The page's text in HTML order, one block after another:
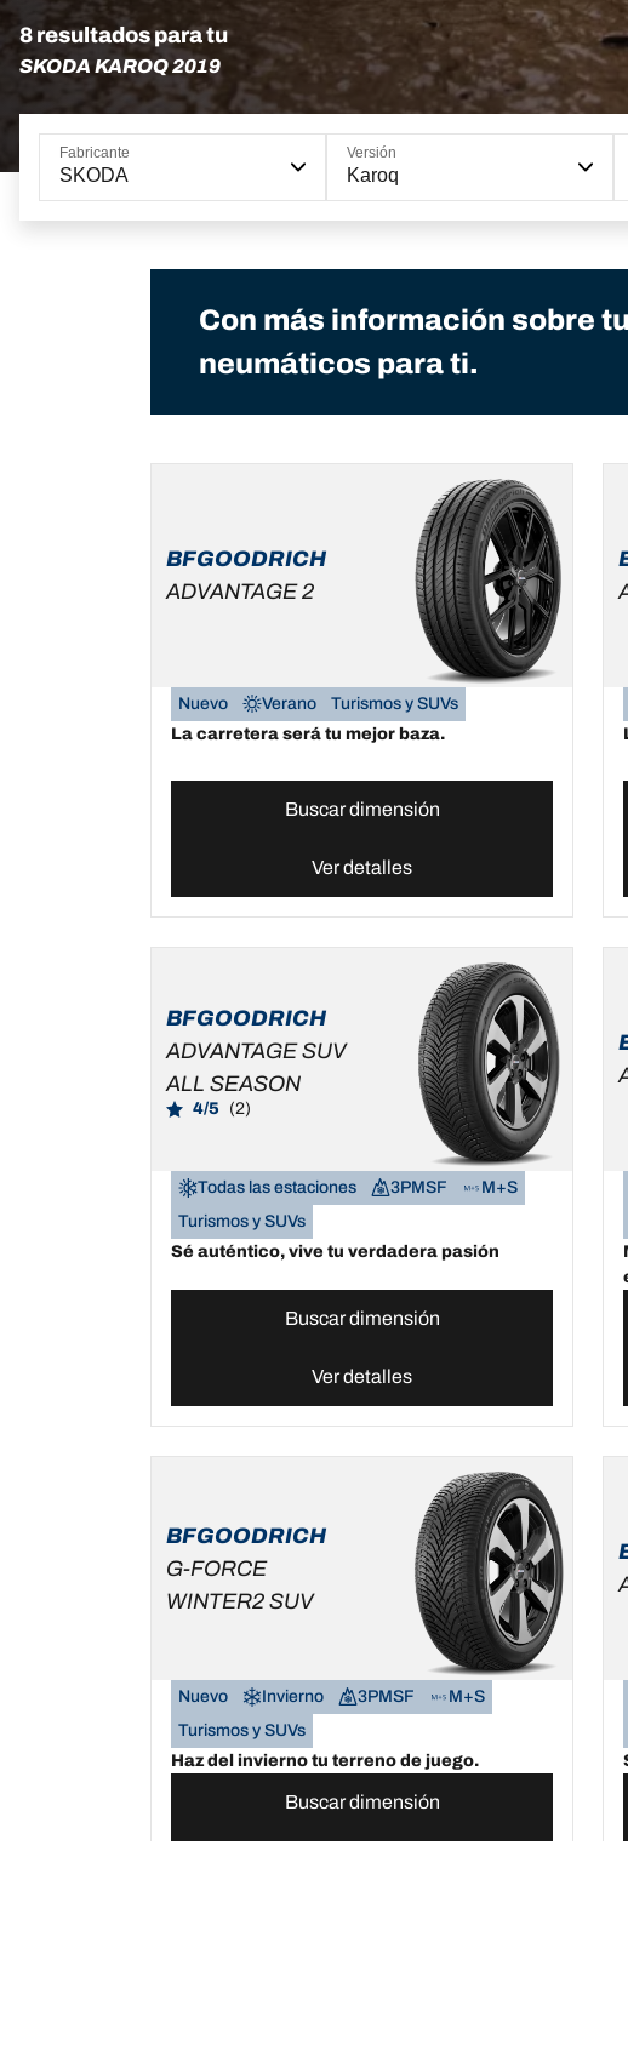
8 resultados para tu
SKODA KAROQ 2019
Fabricante
SKODA
Versión
Karoq
Con más información sobre
neumáticos para ti.
BFGOODRICH
ADVANTAGE 2
Nuevo Verano
Turismos y SUVs
La carretera será tu mejor baza.
Buscar dimensión
Ver detalles
BFGOODRICH
ADVANTAGE SUV
ALL SEASON
4/5 (2)
Todas las estaciones 3PMSF
M+S
Turismos y SUVs
Sé auténtico, vive tu verdadera pasión
Buscar dimensión
Ver detalles
BFGOODRICH
G-FORCE
WINTER2 SUV
Nuevo Invierno 3PMSF
M+S
Turismos y SUVs
Haz del invierno tu terreno de juego.
Buscar dimensión